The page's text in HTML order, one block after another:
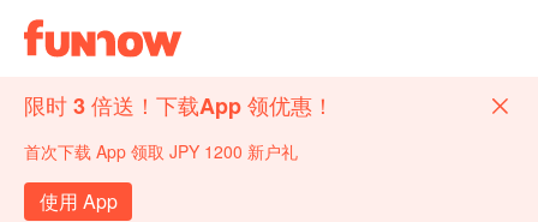
限时 3 倍送！下载App 领优惠！
首次下载 App 领取 JPY 1200 新户礼
使用 App